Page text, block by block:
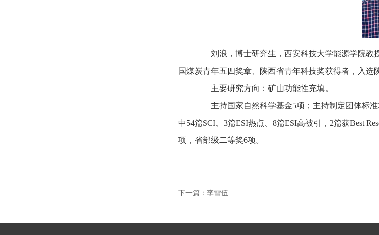
刘浪，博士研究生，西安科技大学能源学院教
国煤炭青年五四奖章、陕西省青年科技奖获得者，入选
主要研究方向：矿山功能性充填。
主持国家自然科学基金5项；主持制定团体标准
中54篇SCI、3篇ESI热点、8篇ESI高被引，2篇获Best
项，省部级二等奖6项。
下一篇：李雪伍